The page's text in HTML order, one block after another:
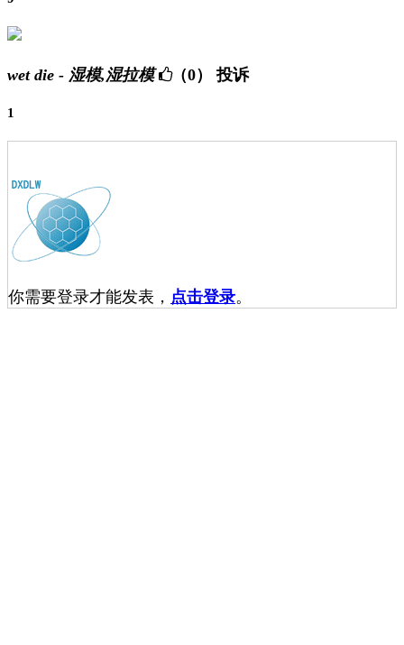
wet die - 湿模,湿拉模 （0） 投诉
1
你需要登录才能发表， 点击登录。